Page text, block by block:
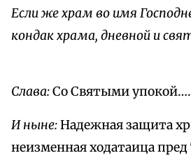
Если же храм во имя
кондак храма, дневной и
Слава:Со Святыми упокой….
И ныне:Надежная защита
неизменная ходатаица